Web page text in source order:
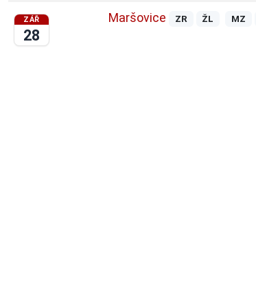
ZÁŘ
28
Maršovice ZR ŽL MZ